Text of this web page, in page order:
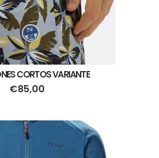
CORTOS VARIANTE
€85,00